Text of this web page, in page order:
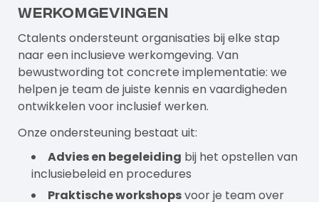
werkomgevingen
Ctalents ondersteunt organisaties bij elke stap
naar een inclusieve werkomgeving. Van
bewustwording tot concrete implementatie: we
helpen je team de juiste kennis en vaardigheden
ontwikkelen voor inclusief werken.
Onze ondersteuning bestaat uit:
Advies en begeleiding bij het opstellen van
inclusiebeleid en procedures
Praktische workshopsvoor je team over